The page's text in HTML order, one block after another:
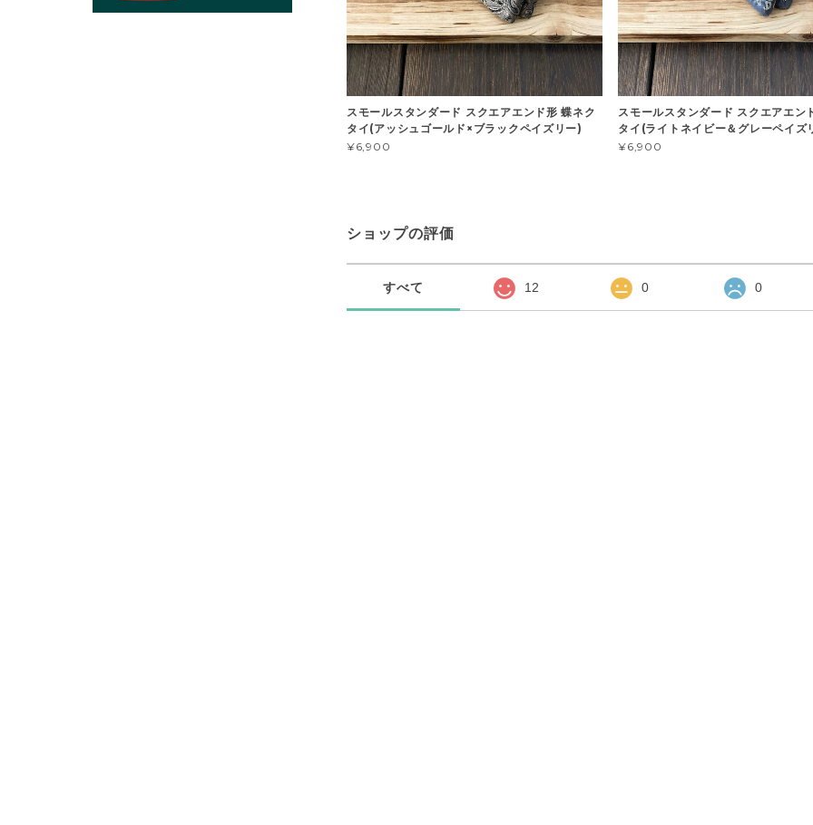
スモールスタンダード スクエアエンド形 蝶ネク
タイ(アッシュゴールド×ブラックペイズリー)
¥6,900
スモールスタンダード スクエアエン
タイ(ライトネイビー＆グレーペイズ
¥6,900
ショップの評価
すべて 12 0 0